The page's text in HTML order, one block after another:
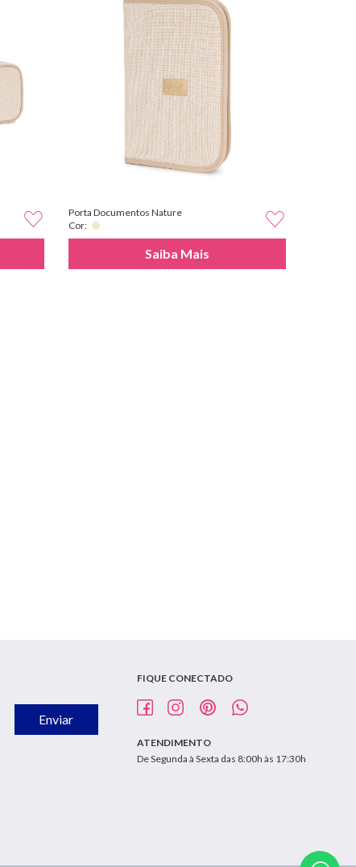
Porta Documentos Nature
Cor:
Saiba Mais
Enviar
FIQUE CONECTADO
ATENDIMENTO
De Segunda à Sexta das 8:00h às 17:30h